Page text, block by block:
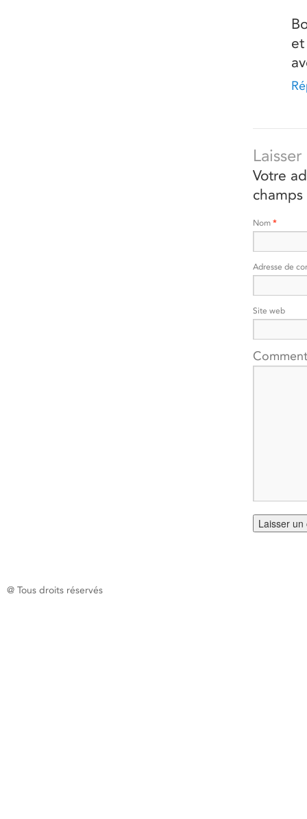
Votre
Nom *
Adresse de
Site web
@ Tous droits réservés